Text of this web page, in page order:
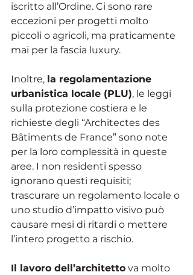
iscritto all’Ordine. Ci sono rare
eccezioni per progetti molto
piccoli o agricoli, ma praticamente
mai per la fascia luxury.
Inoltre, la regolamentazione
urbanistica locale (PLU), le leggi
sulla protezione costiera e le
richieste degli “Architectes des
Bâtiments de France” sono note
per la loro complessità in queste
aree. I non residenti spesso
ignorano questi requisiti;
trascurare un regolamento locale o
uno studio d’impatto visivo può
causare mesi di ritardi o mettere
l’intero progetto a rischio.
Il lavoro dell’architetto va molto